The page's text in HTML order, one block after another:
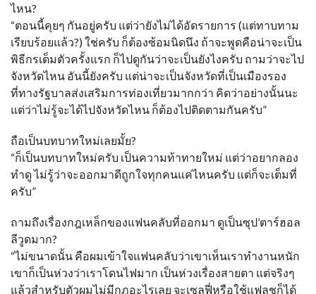
ไหน?
“ตอนนี้คุยๆ กันอยู่ครับ แต่ว่ายังไม่ได้อัดรายการ (แต่ทาบทาม
เรียบร้อยแล้ว?) ใช่ครับ ก็ต้องซ้อมนิดนึง ถ้าจะพูดคือน่าจะเป็น
พิธีกรเต็มตัวครั้งแรก ก็ไปดูกันว่าจะเป็นยังไงครับ ถามว่าจะไป
จังหวัดไหน อันนี้ยังครับ แต่น่าจะเป็นจังหวัดที่เป็นเมืองรอง
ที่ทางรัฐบาลส่งเสริมการท่องเที่ยวมากกว่า คิดว่าอย่างนั้นนะ
แต่ว่าไม่รู้จะได้ไปจังหวัดไหน ก็ต้องไปติดตามกันครับ”
ถือเป็นบทบาทใหม่เลยมั้ย?
“ก็เป็นบทบาทใหม่ครับ เป็นความท้าทายใหม่ แต่ว่าอยากลอง
ทำดู ไม่รู้ว่าจะออกมาดีถูกใจทุกคนแค่ไหนครับ แต่ก็จะเต็มที่
ครับ”
ถามถึงเรื่องกฎเหล็กของแฟนคลับที่ออกมา ดูเป็นซุป’ตาร์ฮอล
ลีวูดมาก?
“ไม่ขนาดนั้น คือผมเข้าใจแฟนคลับว่าเขาเห็นเราทำงานหนัก
เขาก็เป็นห่วงว่าเราโดนไฟมาก เป็นห่วงเรื่องสายตา แต่จริงๆ
แล้วสำหรับตัวผมไม่มีกฎอะไรเลย จะเซลฟี่หรือใช้แฟลชก็ได้